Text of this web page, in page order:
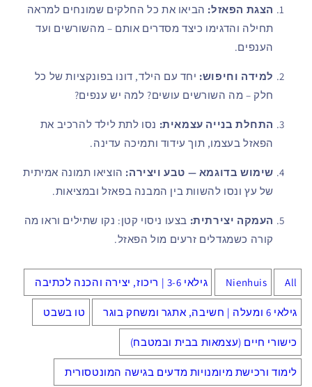
הצגת הפאזל:הביאו את כל החלקים שמונחים למראה
תחילה והדגימו כיצד מסדרים אותם – מהשורשים ועד
הענפים.
למידה וחיפוש:יחד עם הילד, דונו בפונקציות של כל
חלק – מה השורשים עושים? למה יש ענפים?
התחלת בנייה עצמאית: נסו לתת לילד להרכיב את
הפאזל בעצמו, תוך עידוד ותמיכה עדינה.
שימוש בדוגמא — טבע ויצירה:הוציאו תמונה אמיתית
של עץ ונסו להשוות בין המבנה בפאזל ובמציאות.
העמקה יצירתית: בצעו ניסוי קטן: נקו שתילים וראו מה
קורה כשמגדלים זרעים מול הפאזל.
All
Nienhuis גילאי 3-6 | ריכוז, יצירה והכנה לכתיבה
גילאי 6 ומעלה | חשיבה, אתגר ומשחק בוגר טו בשבט
כישורי חיים (עצמאות בבית ובמטבח)
לימוד ורכישת מיומנויות מדעים בגישה המונטסורית